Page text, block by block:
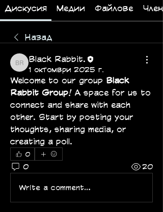
Дискусия Медии Файлове
Назад
Black Rabbit.
Black Rabbit.
1 октомври 2025 г.
Welcome to our group Black
Rabbit Group! A space for us to
connect and share with each
other. Start by posting your
thoughts, sharing media, or
creating a poll.
0
0 20
Write a comment...